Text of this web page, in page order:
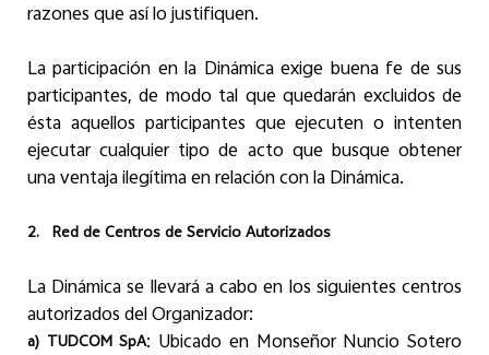
razones que así lo justifiquen.
La participación en la Dinámica exige buena fe de sus
participantes, de modo tal que quedarán excluidos de
ésta aquellos participantes que ejecuten o intenten
ejecutar cualquier tipo de acto que busque obtener
una ventaja ilegítima en relación con la Dinámica.
2. Red de Centros de Servicio Autorizados
La Dinámica se llevará a cabo en los siguientes centros
autorizados del Organizador:
a) TUDCOM SpA: Ubicado en Monseñor Nuncio Sotero